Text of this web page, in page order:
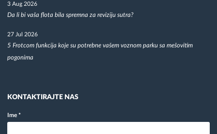
3 Aug 2026
Da li bi vaša flota bila spremna za reviziju sutra?
27 Jul 2026
5 Frotcom funkcija koje su potrebne vašem voznom parku sa mešovitim
pogonima
KONTAKTIRAJTE NAS
Ime *